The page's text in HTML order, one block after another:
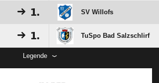
1. SV Willofs
1. TuSpo Bad Salzschlirf
Legende